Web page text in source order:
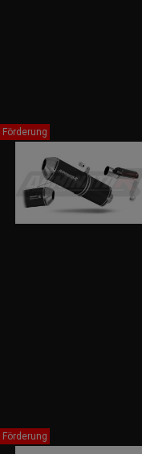
Förderung
Förderung